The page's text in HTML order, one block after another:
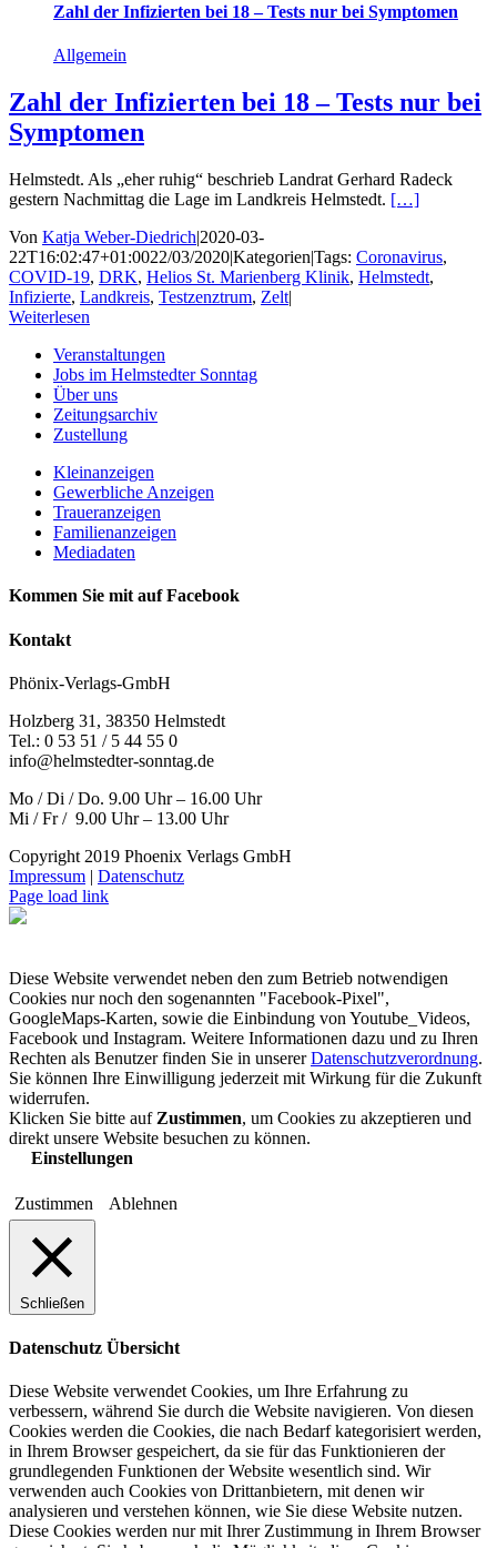
Zahl der Infizierten bei 18 – Tests nur bei Symptomen
Allgemein
Zahl der Infizierten bei 18 – Tests nur bei
Symptomen
Helmstedt. Als „eher ruhig“ beschrieb Landrat Gerhard Radeck
gestern Nachmittag die Lage im Landkreis Helmstedt. […]
Von Katja Weber-Diedrich|2020-03-
22T16:02:47+01:0022/03/2020|Kategorien|Tags: Coronavirus,
COVID-19, DRK, Helios St. Marienberg Klinik, Helmstedt,
Infizierte, Landkreis, Testzenztrum, Zelt|
Weiterlesen
Veranstaltungen
Jobs im Helmstedter Sonntag
Über uns
Zeitungsarchiv
Zustellung
Kleinanzeigen
Gewerbliche Anzeigen
Traueranzeigen
Familienanzeigen
Mediadaten
Kommen Sie mit auf Facebook
Kontakt
Phönix-Verlags-GmbH
Holzberg 31, 38350 Helmstedt
Tel.: 0 53 51 / 5 44 55 0
info@helmstedter-sonntag.de
Mo / Di / Do. 9.00 Uhr – 16.00 Uhr
Mi / Fr / 9.00 Uhr – 13.00 Uhr
Copyright 2019 Phoenix Verlags GmbH
Impressum | Datenschutz
Page load link
Diese Website verwendet neben den zum Betrieb notwendigen
Cookies nur noch den sogenannten "Facebook-Pixel",
GoogleMaps-Karten, sowie die Einbindung von Youtube_Videos,
Facebook und Instagram. Weitere Informationen dazu und zu Ihren
Rechten als Benutzer finden Sie in unsererDatenschutzverordnung.
Sie können Ihre Einwilligung jederzeit mit Wirkung für die Zukunft
widerrufen.
Klicken Sie bitte auf Zustimmen, um Cookies zu akzeptieren und
direkt unsere Website besuchen zu können.
Einstellungen
Zustimmen Ablehnen
Schließen
Datenschutz Übersicht
Diese Website verwendet Cookies, um Ihre Erfahrung zu
verbessern, während Sie durch die Website navigieren. Von diesen
Cookies werden die Cookies, die nach Bedarf kategorisiert werden,
in Ihrem Browser gespeichert, da sie für das Funktionieren der
grundlegenden Funktionen der Website wesentlich sind. Wir
verwenden auch Cookies von Drittanbietern, mit denen wir
analysieren und verstehen können, wie Sie diese Website nutzen.
Diese Cookies werden nur mit Ihrer Zustimmung in Ihrem Browser